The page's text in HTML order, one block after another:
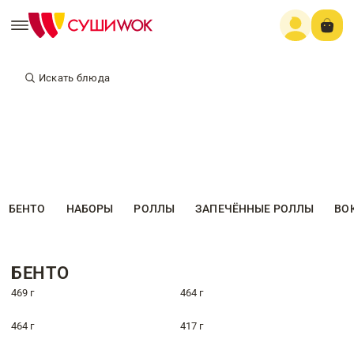
Искать блюда
БЕНТО НАБОРЫ РОЛЛЫ ЗАПЕЧЁННЫЕ РОЛЛЫ
БЕНТО
469 г 464 г
464 г 417 г